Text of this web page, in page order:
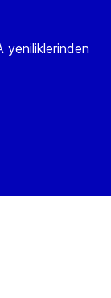
yeniliklerinden